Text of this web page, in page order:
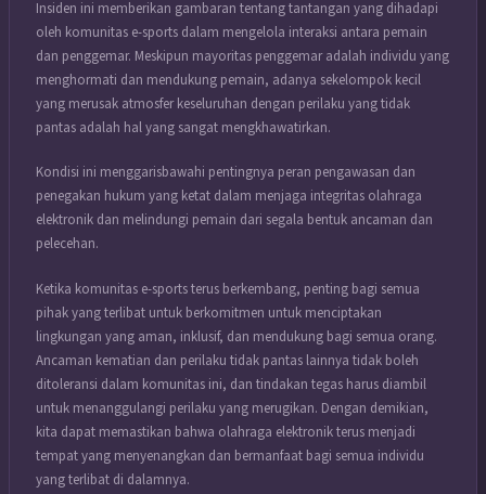
Insiden ini memberikan gambaran tentang tantangan yang dihadapi
oleh komunitas e-sports dalam mengelola interaksi antara pemain
dan penggemar. Meskipun mayoritas penggemar adalah individu yang
menghormati dan mendukung pemain, adanya sekelompok kecil
yang merusak atmosfer keseluruhan dengan perilaku yang tidak
pantas adalah hal yang sangat mengkhawatirkan.
Kondisi ini menggarisbawahi pentingnya peran pengawasan dan
penegakan hukum yang ketat dalam menjaga integritas olahraga
elektronik dan melindungi pemain dari segala bentuk ancaman dan
pelecehan.
Ketika komunitas e-sports terus berkembang, penting bagi semua
pihak yang terlibat untuk berkomitmen untuk menciptakan
lingkungan yang aman, inklusif, dan mendukung bagi semua orang.
Ancaman kematian dan perilaku tidak pantas lainnya tidak boleh
ditoleransi dalam komunitas ini, dan tindakan tegas harus diambil
untuk menanggulangi perilaku yang merugikan. Dengan demikian,
kita dapat memastikan bahwa olahraga elektronik terus menjadi
tempat yang menyenangkan dan bermanfaat bagi semua individu
yang terlibat di dalamnya.